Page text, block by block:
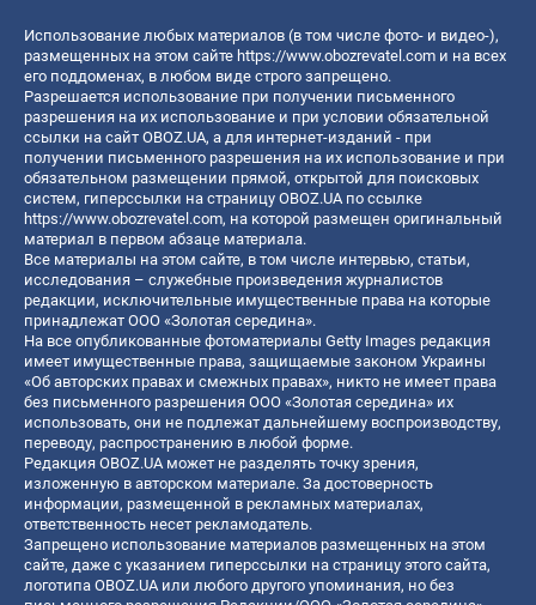
Использование любых материалов (в том числе фото- и видео-),
размещенных на этом сайте https://www.obozrevatel.com и на всех
его поддоменах, в любом виде строго запрещено.
Разрешается использование при получении письменного
разрешения на их использование и при условии обязательной
ссылки на сайт OBOZ.UA, а для интернет-изданий - при
получении письменного разрешения на их использование и при
обязательном размещении прямой, открытой для поисковых
систем, гиперссылки на страницу OBOZ.UA по ссылке
https://www.obozrevatel.com, на которой размещен оригинальный
материал в первом абзаце материала.
Все материалы на этом сайте, в том числе интервью, статьи,
исследования – служебные произведения журналистов
редакции, исключительные имущественные права на которые
принадлежат ООО «Золотая середина».
На все опубликованные фотоматериалы Getty Images редакция
имеет имущественные права, защищаемые законом Украины
«Об авторских правах и смежных правах», никто не имеет права
без письменного разрешения ООО «Золотая середина» их
использовать, они не подлежат дальнейшему воспроизводству,
переводу, распространению в любой форме.
Редакция OBOZ.UA может не разделять точку зрения,
изложенную в авторском материале. За достоверность
информации, размещенной в рекламных материалах,
ответственность несет рекламодатель.
Запрещено использование материалов размещенных на этом
сайте, даже с указанием гиперссылки на страницу этого сайта,
логотипа OBOZ.UA или любого другого упоминания, но без